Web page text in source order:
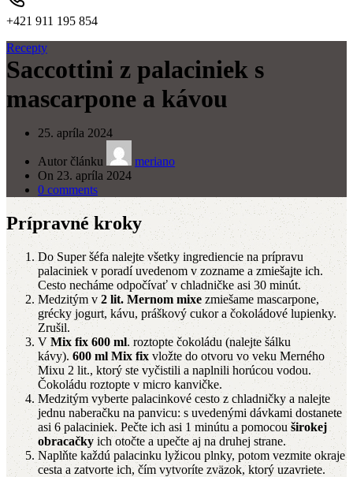
+421 911 195 854
Recepty
Saccottini z palaciniek s
mascarpone a kávou
25. apríla 2024
Autor článku
meriano
On 23. apríla 2024
0 comments
Prípravné kroky
Do Super šéfa nalejte všetky ingrediencie na prípravu
palaciniek v poradí uvedenom v zozname a zmiešajte ich.
Cesto necháme odpočívať v chladničke asi 30 minút.
Medzitým v 2 lit. Mernom mixezmiešame mascarpone,
grécky jogurt, kávu, práškový cukor a čokoládové lupienky.
Zrušil.
V Mix fix 600 ml. roztopte čokoládu (nalejte šálku
kávy). 600 ml Mix fix vložte do otvoru vo veku Merného
Mixu 2 lit., ktorý ste vyčistili a naplnili horúcou vodou.
Čokoládu roztopte v micro kanvičke.
Medzitým vyberte palacinkové cesto z chladničky a nalejte
jednu naberačku na panvicu: s uvedenými dávkami dostanete
asi 6 palaciniek. Pečte ich asi 1 minútu a pomocouširokej
obracačkyich otočte a upečte aj na druhej strane.
Naplňte každú palacinku lyžicou plnky, potom vezmite okraje
cesta a zatvorte ich, čím vytvoríte zväzok, ktorý uzavriete.